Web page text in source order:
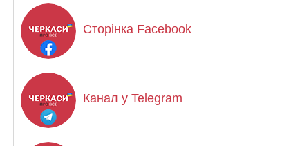
Сторінка Facebook
Канал у Telegram